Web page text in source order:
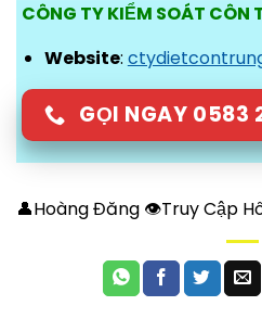
CÔNG TY KIỂM SOÁT CÔN
Website:
GỌI NGAY 0583
👤Hoàng Đăng 👁Truy Cập